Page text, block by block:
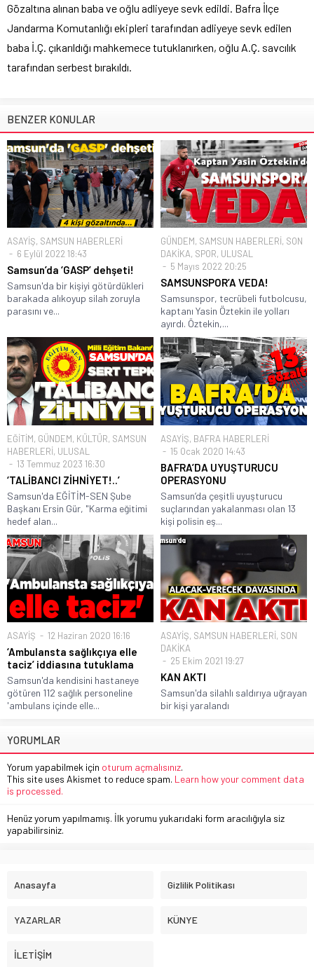
Gözaltına alınan baba ve oğlu adliyeye sevk edildi. Bafra İlçe
Jandarma Komutanlığı ekipleri tarafından adliyeye sevk edilen
baba İ.Ç. çıkarıldığı mahkemece tutuklanırken, oğlu A.Ç. savcılık
tarafından serbest bırakıldı.
BENZER KONULAR
ASAYİŞ, SAMSUN HABERLERİ
6 Eylül 2022 18:43
Samsun’da ‘GASP’ dehşeti!
Samsun'da bir kişiyi götürdükleri
barakada alıkoyup silah zoruyla
parasını ve...
GÜNDEM, SAMSUN HABERLERİ, SON
DAKİKA, SPOR, ULUSAL
5 Mayıs 2022 20:25
SAMSUNSPOR’A VEDA!
Samsunspor, tecrübeli futbolcusu,
kaptanı Yasin Öztekin ile yolları
ayırdı. Öztekin,...
EĞİTİM, GÜNDEM, KÜLTÜR, SAMSUN
HABERLERİ, ULUSAL
13 Temmuz 2023 16:30
‘TALİBANCI ZİHNİYET!..’
Samsun'da EĞİTİM-SEN Şube
Başkanı Ersin Gür, "Karma eğitimi
hedef alan...
ASAYİŞ, BAFRA HABERLERİ
15 Ocak 2020 14:43
BAFRA’DA UYUŞTURUCU
OPERASYONU
Samsun’da çeşitli uyuşturucu
suçlarından yakalanması olan 13
kişi polisin eş...
ASAYİŞ 12 Haziran 2020 16:16
‘Ambulansta sağlıkçıya elle
taciz’ iddiasına tutuklama
Samsun'da kendisini hastaneye
götüren 112 sağlık personeline
'ambulans içinde elle...
ASAYİŞ, SAMSUN HABERLERİ, SON
DAKİKA
25 Ekim 2021 19:27
KAN AKTI
Samsun'da silahlı saldırıya uğrayan
bir kişi yaralandı
YORUMLAR
Yorum yapabilmek için oturum açmalısınız.
This site uses Akismet to reduce spam. Learn how your comment data
is processed.
Henüz yorum yapılmamış. İlk yorumu yukarıdaki form aracılığıyla siz
yapabilirsiniz.
Anasayfa Gizlilik Politikası
YAZARLAR KÜNYE
İLETİŞİM